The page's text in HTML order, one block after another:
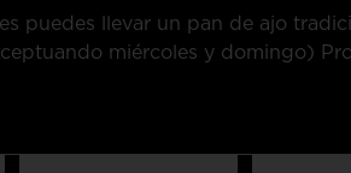
puedes llevar un pan de ajo
miércoles y domingo)